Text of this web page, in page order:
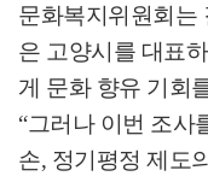
문화복지위원회는
은 고양시를 대표
게 문화 향유 기회
“그러나 이번 조사
손, 정기평정 제도